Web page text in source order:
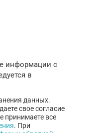
информации с
в
данных.
свое согласие
принимаете все
. При